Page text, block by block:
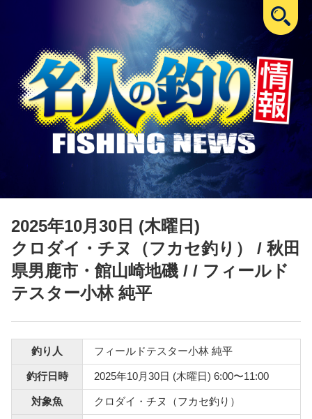
2025年10月30日 (木曜日)
クロダイ・チヌ（フカセ釣り）
/ 秋田
県男鹿市・館山崎地磯 / / フィールド
テスター小林 純平
釣り人 フィールドテスター小林 純平
釣行日時 2025年10月30日 (木曜日) 6:00〜11:00
対象魚 クロダイ・チヌ（フカセ釣り）